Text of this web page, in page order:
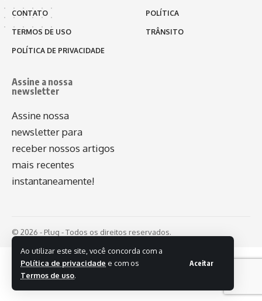
Ao utilizar este site, você concorda com a
Política de privacidade e com os
Termos de uso.
Aceitar
CONTATO
TERMOS DE USO
POLÍTICA DE PRIVACIDADE
POLÍTICA
TRÂNSITO
Assine a nossa
newsletter
Assine nossa
newsletter para
receber nossos artigos
mais recentes
instantaneamente!
© 2026 - Plug - Todos os direitos reservados.